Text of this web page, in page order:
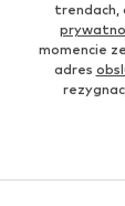
trendach,
momencie
adres